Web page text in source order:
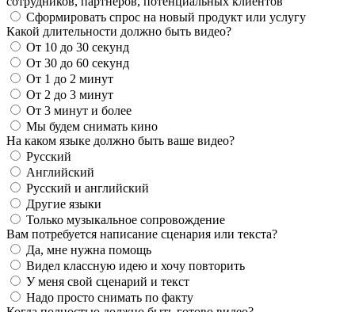
Сформировать спрос на новый продукт или услугу
Какой длительности должно быть видео?
От 10 до 30 секунд
От 30 до 60 секунд
От 1 до 2 минут
От 2 до 3 минут
От 3 минут и более
Мы будем снимать кино
На каком языке должно быть ваше видео?
Русский
Английский
Русский и английский
Другие языки
Только музыкальное сопровождение
Вам потребуется написание сценария или текста?
Да, мне нужна помощь
Видел классную идею и хочу повторить
У меня свой сценарий и текст
Надо просто снимать по факту